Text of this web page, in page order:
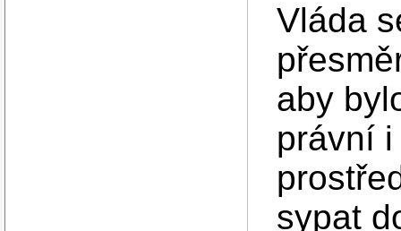
Vláda
aby
právní
sypat